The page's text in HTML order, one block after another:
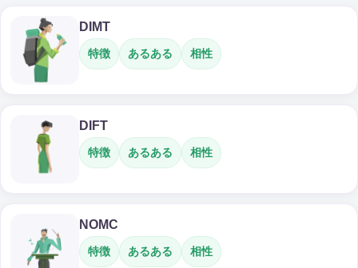
DIMT
特徴 あるある 相性
DIFT
特徴 あるある 相性
NOMC
特徴 あるある 相性